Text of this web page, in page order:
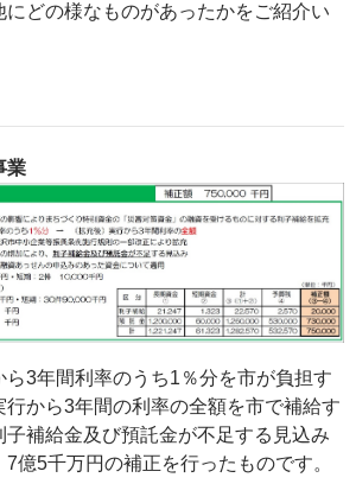
にどの様なものがあったかをご紹介い
業
ら3年間利率のうち1％分を市が負担す
行から3年間の利率の全額を市で補給す
子補給金及び預託金が不足する見込み
億5千万円の補正を行ったものです。